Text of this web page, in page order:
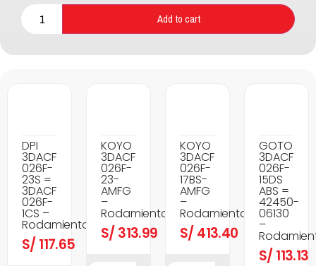
Add to cart
DPI
3DACF
026F-
23S =
3DACF
026F-
1CS –
Rodamientos
S/ 117.65
KOYO
3DACF
026F-
23-
AMFG
–
Rodamientos
S/ 313.99
KOYO
3DACF
026F-
17BS-
AMFG
–
Rodamientos
S/ 413.40
GOTO
3DACF
026F-
15DS
ABS =
42450-
06130
–
S/ 113.13